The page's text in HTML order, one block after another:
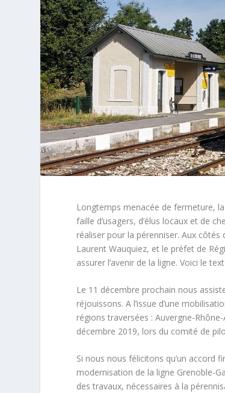
Longtemps menacée de fermeture,
faille d’usagers, d’élus locaux et de
réaliser pour la pérenniser. Aux
Laurent Wauquiez, et le préfet de
assurer l’avenir de la ligne. Voici le
Le 11 décembre prochain nous
réjouissons. A l’issue d’une
régions traversées : Auvergne-
décembre 2019, lors du comité de
Si nous nous félicitons qu’un accord
modernisation de la ligne Grenoble-
des travaux, nécessaires à la